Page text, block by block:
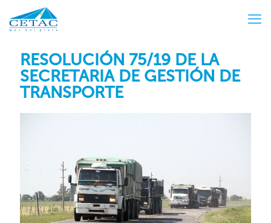
RESOLUCIÓN 75/19 DE LA
SECRETARIA DE GESTIÓN DE
TRANSPORTE